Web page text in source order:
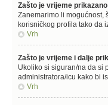
Zašto je vrijeme
Zanemarimo li mogućnost,
korisničkog profila tako da
Vrh
Zašto je vrijeme i dalje
Ukoliko si siguran/na da si
administratora/icu kako bi
Vrh